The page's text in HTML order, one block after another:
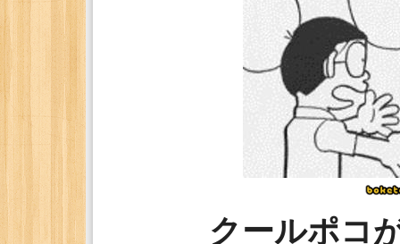
クールポコ